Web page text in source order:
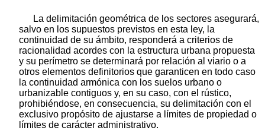
La delimitación geométrica de los sectores asegurará,
salvo en los supuestos previstos en esta ley, la
continuidad de su ámbito, responderá a criterios de
racionalidad acordes con la estructura urbana propuesta
y su perímetro se determinará por relación al viario o a
otros elementos definitorios que garanticen en todo caso
la continuidad armónica con los suelos urbano o
urbanizable contiguos y, en su caso, con el rústico,
prohibiéndose, en consecuencia, su delimitación con el
exclusivo propósito de ajustarse a límites de propiedad o
límites de carácter administrativo.